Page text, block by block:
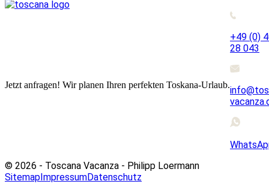
Jetzt anfragen! Wir planen Ihren perfekten Toskana-Urlaub.
+49 (0)
28 043
© 2026 - Toscana Vacanza - Philipp Loermann
SitemapImpressumDatenschutz